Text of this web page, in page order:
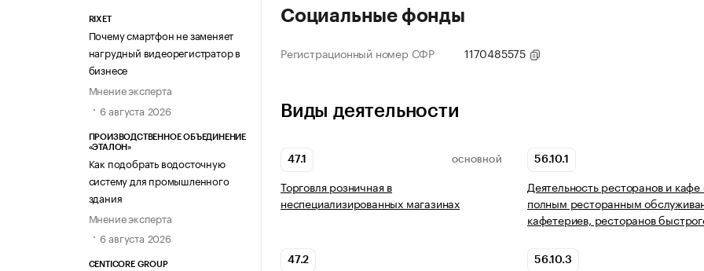
RIXET
Почему смартфон не заменяет
нагрудный видеорегистратор в
бизнесе
Мнение эксперта
6 августа 2026
ПРОИЗВОДСТВЕННОЕ ОБЪЕДИНЕНИЕ
«ЭТАЛОН»
Как подобрать водосточную
систему для промышленного
здания
Мнение эксперта
6 августа 2026
CENTICORE GROUP
Социальные фонды
Регистрационный номер СФР 1170485575
Виды деятельности
47.1 ОСНОВНОЙ
Торговля розничная в
неспециализированных магазинах
56.10.1
Деятельность ресторанов и кафе
полным ресторанным
кафетериев, ресторанов
47.2 56.10.3